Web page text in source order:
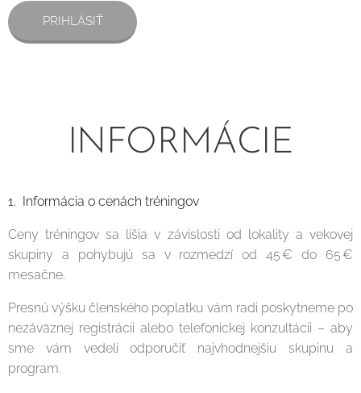
PRIHLÁSIŤ
INFORMÁCIE
1. Informácia o cenách tréningov
Ceny tréningov sa líšia v závislosti od lokality a vekovej
skupiny a pohybujú sa v rozmedzí od 45 € do 65 €
mesačne.
Presnú výšku členského poplatku vám radi poskytneme po
nezáväznej registrácii alebo telefonickej konzultácii – aby
sme vám vedeli odporučiť najvhodnejšiu skupinu a
program.